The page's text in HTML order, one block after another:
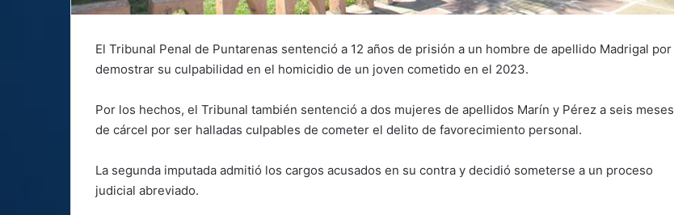
El Tribunal Penal de Puntarenas sentenció a 12 años de prisión a un hombre de apellido Madrigal por
demostrar su culpabilidad en el homicidio de un joven cometido en el 2023.
Por los hechos, el Tribunal también sentenció a dos mujeres de apellidos Marín y Pérez a seis meses
de cárcel por ser halladas culpables de cometer el delito de favorecimiento personal.
La segunda imputada admitió los cargos acusados en su contra y decidió someterse a un proceso
judicial abreviado.